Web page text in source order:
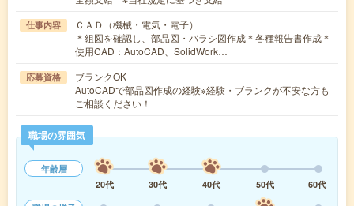
仕事内容
ＣＡＤ（機械・電気・電子）
＊組図を確認し、部品図・バラシ図作成＊各種報告書作成＊
使用CAD：AutoCAD、SolidWork…
応募資格
ブランクOK
AutoCADで部品図作成の経験※経験・ブランクが不安な方も
ご相談ください！
職場の雰囲気
年齢層
20代
30代 40代 50代
60代